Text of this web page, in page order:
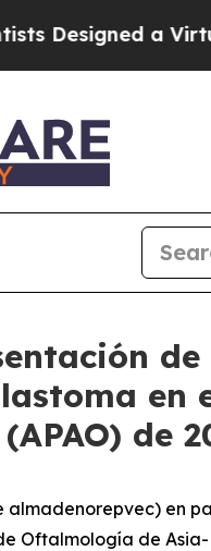
a Virtual Alien
de
en
de
en
Oftalmología de